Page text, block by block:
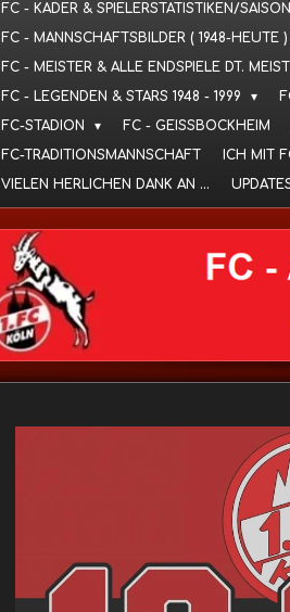
FC - KADER & SPIELERSTATISTIKEN/
FC - MANNSCHAFTSBILDER ( 1948-HEUTE )
FC - MEISTER & ALLE ENDSPIELE DT.
FC - LEGENDEN & STARS 1948 - 1999
FC-STADION
FC - GEISSBOCKHEIM
FC-TRADITIONSMANNSCHAFT
ICH MIT
VIELEN HERLICHEN DANK AN ...